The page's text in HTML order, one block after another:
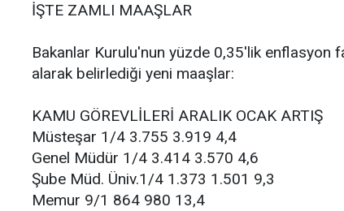
İŞTE ZAMLI MAAŞLAR
Bakanlar Kurulu'nun yüzde 0,35'lik enflasyon
alarak belirlediği yeni maaşlar:
KAMU GÖREVLİLERİ ARALIK OCAK ARTIŞ
Müsteşar 1/4 3.755 3.919 4,4
Genel Müdür 1/4 3.414 3.570 4,6
Şube Müd. Üniv.1/4 1.373 1.501 9,3
Memur 9/1 864 980 13,4